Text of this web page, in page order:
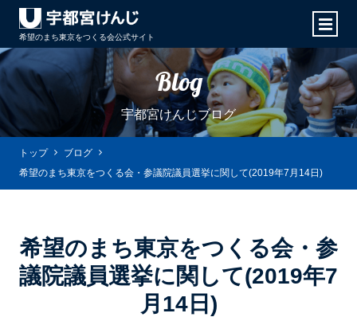
希望のまち東京をつくる会公式サイト
Blog
宇都宮けんじブログ
トップ
ブログ
希望のまち東京をつくる会・参議院議員選挙に関して(2019年7月14日)
希望のまち東京をつくる会・参
議院議員選挙に関して(2019年7
月14日)